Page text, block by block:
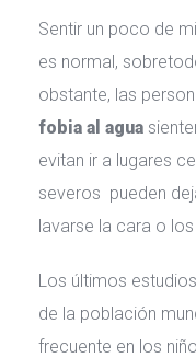
Sentir un poco de
es normal,
obstante, las
fobia al agua
evitan ir a lugares
everos pueden
lavarse la cara o
Los últimos
de la población
frecuente en los